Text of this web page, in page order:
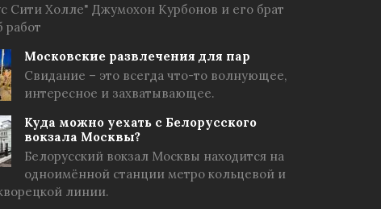
Сити Холле" Джумохон Курбонов и его брат
работ
Московские развлечения для пар
Свидание – это всегда что-то волнующее,
интересное и захватывающее.
Куда можно уехать с Белорусского
вокзала Москвы?
Белорусский вокзал Москвы находится на
одноимённой станции метро кольцевой и
линии.